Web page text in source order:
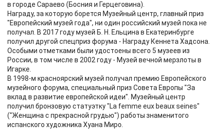
в городе Сараево (Босния и Герцеговина).
Награду, за которую борется Музейный центр, главный приз
"Европейский музей года", ни один российский музей пока не
получал. В 2017 году музей Б. Н. Ельцина в Екатеринбурге
получил другой спецприз форума - Награду Кеннета Хадсона.
Особыми отметками были удостоены всего 5 музеев из
России, в том числе в 2002 году - Музей вечной мерзлоты в
Игарке.
В 1998-м красноярский музей получал премию Европейского
музейного форума, специальный приз Совета Европы "За
вклад в развитие европейской идеи". Музейный центр
получил бронзовую статуэтку "La femme eux beaux seines"
("Женщина с прекрасной грудью") работы знаменитого
испанского художника Хуана Миро.